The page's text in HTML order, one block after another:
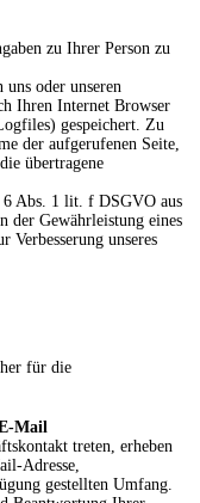
zu Ihrer Person zu
oder unseren
Ihren Internet Browser
gespeichert. Zu
der aufgerufenen Seite,
übertragene
Abs. 1 lit. f DSGVO aus
der Gewährleistung eines
Verbesserung unseres
für die
Mail
treten, erheben
Adresse,
gestellten Umfang.